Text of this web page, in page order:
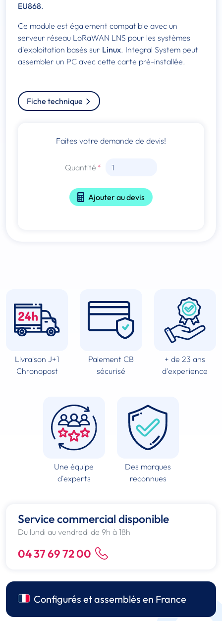
EU868.
Ce module est également compatible avec un
serveur réseau LoRaWAN LNS pour les systèmes
d'exploitation basés sur Linux. Integral System peut
assembler un PC avec cette carte pré-installée.
Fiche technique
Faites votre demande de devis!
Quantité
Ajouter au devis
Livraison J+1
Chronopost
Paiement CB
sécurisé
+ de 23 ans
d'experience
Une équipe
d'experts
Des marques
reconnues
Service commercial disponible
Du lundi au vendredi de 9h à 18h
04 37 69 72 00
Configurés et assemblés en France